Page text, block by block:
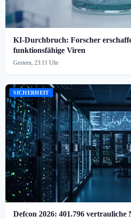
KI-Durchbruch: Forscher
funktionsfähige Viren
Gestern, 23:11 Uhr
SICHERHEIT
Defcon 2026: 401.796 vertrauliche